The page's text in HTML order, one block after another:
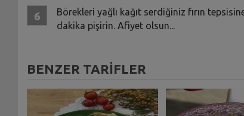
Börekleri yağlı kağıt serdiğiniz fırın
dakika pişirin. Afiyet olsun...
BENZER TARİFLER